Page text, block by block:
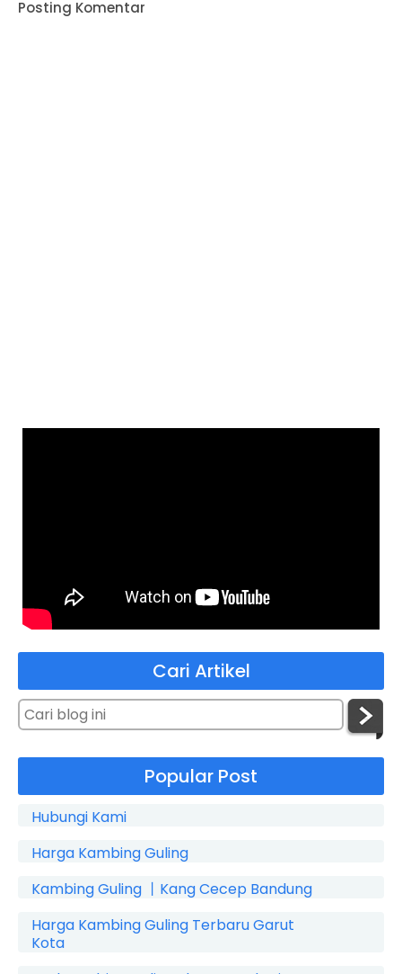
Posting Komentar
Cari Artikel
Popular Post
Hubungi Kami
Harga Kambing Guling
Kambing Guling 丨Kang Cecep Bandung
Harga Kambing Guling Terbaru Garut
Kota